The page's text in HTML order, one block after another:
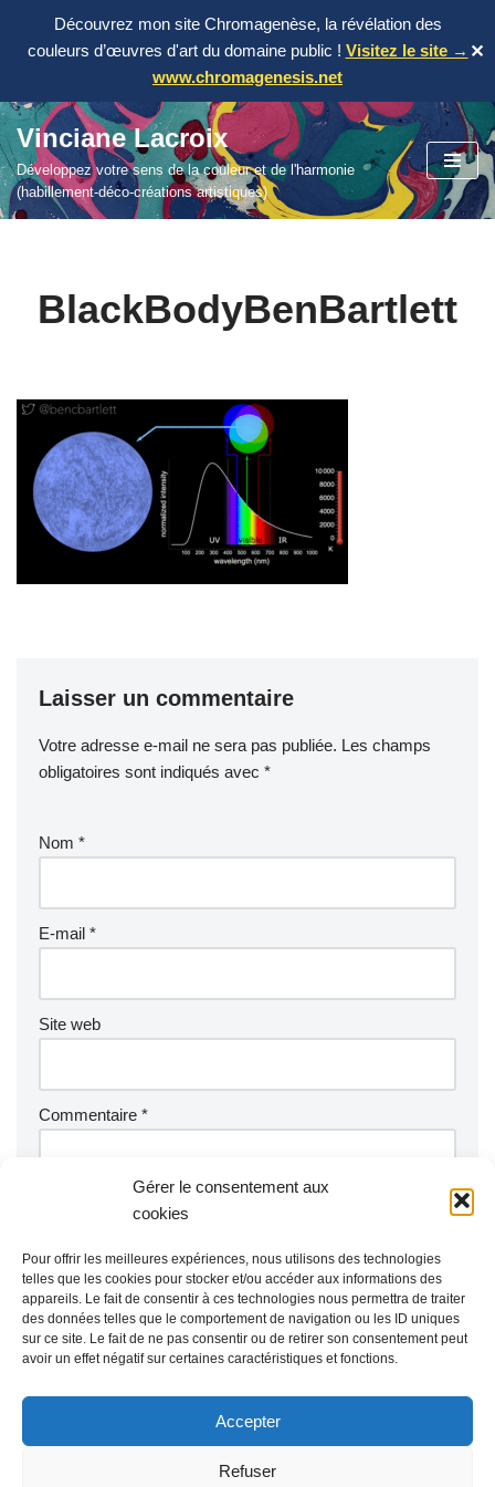
Gérer le consentement aux
cookies
Pour offrir les meilleures expériences, nous utilisons des technologies
telles que les cookies pour stocker et/ou accéder aux informations des
appareils. Le fait de consentir à ces technologies nous permettra de traiter
des données telles que le comportement de navigation ou les ID uniques
sur ce site. Le fait de ne pas consentir ou de retirer son consentement peut
avoir un effet négatif sur certaines caractéristiques et fonctions.
Accepter
Refuser
Découvrez mon site Chromagenèse, la révélation des
couleurs d’œuvres d'art du domaine public ! Visitez le site →
www.chromagenesis.net
✕
Aller
au
contenu
Vinciane Lacroix
Développez votre sens de la couleur et de l'harmonie
(habillement-déco-créations artistiques)
BlackBodyBenBartlett
Laisser un commentaire
Votre adresse e-mail ne sera pas publiée. Les champs
obligatoires sont indiqués avec *
Nom *
E-mail *
Site web
Commentaire *